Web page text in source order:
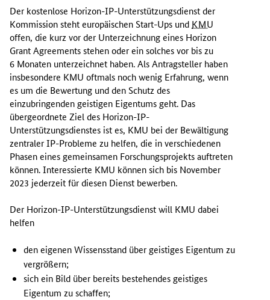
e
r
k
o
s
t
e
n
l
o
s
e
H
o
i
z
P
Der kostenlose Horizon-IP-Unterstützungsdienst der
Kommission steht europäischenStart-Ups und KMU
offen, die kurz vor der Unterzeichnung eines Horizon
Grant Agreementsstehen oder ein solches vor bis zu
6 Monaten unterzeichnet haben. Als Antragsteller haben
insbesondere KMU oftmals noch wenig Erfahrung, wenn
es um die Bewertung und den Schutz des
einzubringenden geistigen Eigentums geht. Das
übergeordnete Ziel des Horizon-IP-
Unterstützungsdienstes ist es, KMU bei der Bewältigung
zentralerIP-Probleme zu helfen, die in verschiedenen
Phasen eines gemeinsamen Forschungsprojekts auftreten
können. Interessierte KMU können sich bis November
2023 jederzeit für diesen Dienst bewerben.
Der Horizon-IP-Unterstützungsdienst will KMU dabei
helfen
den eigenen Wissensstand über geistiges Eigentum zu
vergrößern;
sich ein Bild über bereits bestehendes geistiges
Eigentum zu schaffen;